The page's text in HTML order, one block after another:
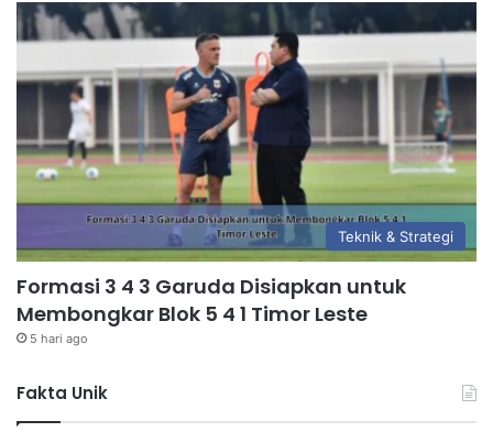
Teknik & Strategi
Formasi 3 4 3 Garuda Disiapkan untuk
Membongkar Blok 5 4 1 Timor Leste
5 hari ago
Fakta Unik